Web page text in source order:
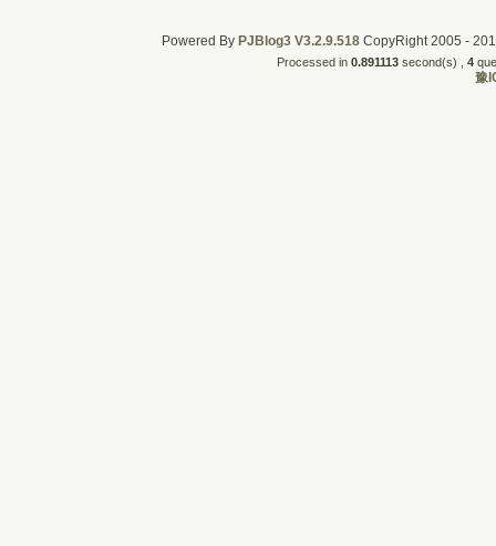
Powered By PJBlog3 V3.2.9.518CopyRight 2005 -
Processed in 0.891113second(s) , 4
豫